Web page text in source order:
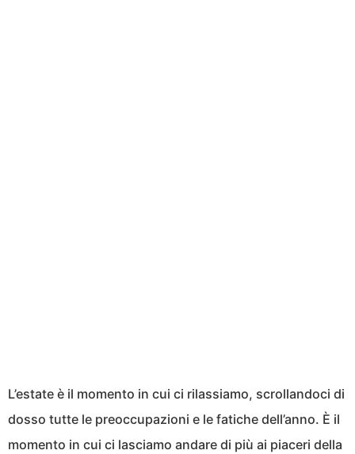
L’estate è il momento in cui ci rilassiamo, scrollandoci di
dosso tutte le preoccupazioni e le fatiche dell’anno. È il
momento in cui ci lasciamo andare di più ai piaceri della